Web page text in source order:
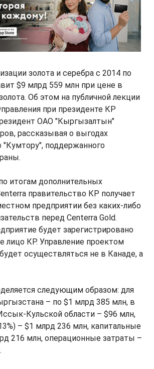
золота и серебра с 2014 по
$9 млрд 559 млн при цене в
Об этом на публичной лекции
при президенте КР
ОАО "Кыргызалтын"
рассказывая о выгодах
поддержанного
итогам дополнительных
правительство КР получает
предприятии без каких-либо
перед Centerra Gold.
будет зарегистрировано
лицо КР. Управление проектом
осуществляться не в Канаде, а
следующим образом: для
– по $1 млрд 385 млн, в
Кульской области – $96 млн,
– $1 млрд 236 млн, капитальные
216 млн, операционные затраты –